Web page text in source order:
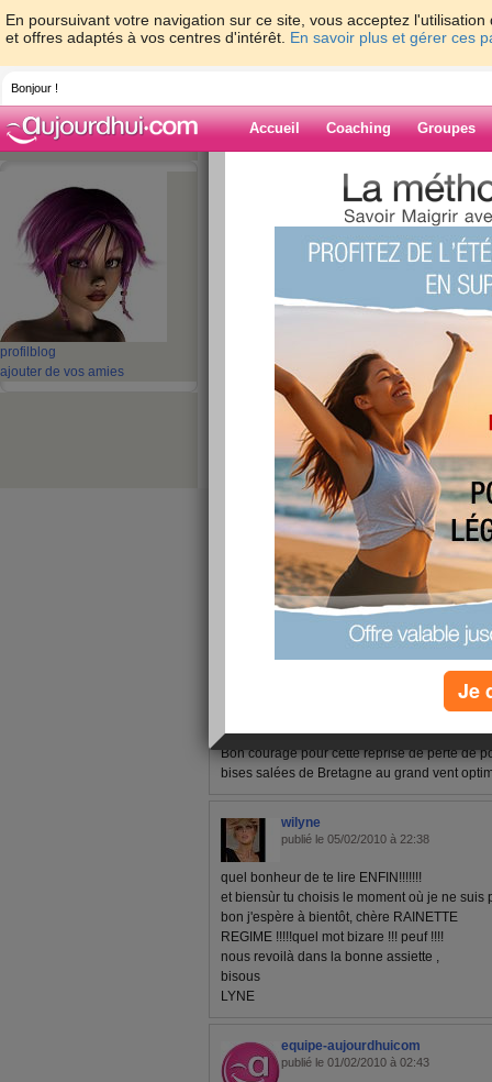
En poursuivant votre navigation sur ce site, vous acceptez
et offres adaptés à vos centres d'intérêt. En savoir plus et gérer ces
Bonjour !
Accueil Coaching Groupes
profil blog
ajouter de vos amies
> > 2010
Blog de
2010 ou un
Me voilà reparti ds ce foutu régime ! et pour
résultats de janvier moins 5 kg
« ‹ Préc.
Bon courage pour cette reprise de perte de
bises salées de Bretagne au grand vent
wilyne
publié le 05/02/2010 à 22:38
quel bonheur de te lire ENFIN!!!!!!!
et biensùr tu choisis le moment où je ne suis
bon j'espère à bientôt, chère RAINETTE
REGIME !!!!!quel mot bizare !!! peuf !!!!
nous revoilà dans la bonne assiette ,
bisous
LYNE
equipe-aujourdhuicom
publié le 01/02/2010 à 02:43
Je